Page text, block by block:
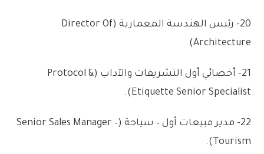
20- رئيس الهندسة المعمارية (
Director Of
Architecture
)
.
21- أخصائي أول التشريفات والآداب (
Protocol &
Etiquette Senior Specialist
)
.
22- مدير مبيعات أول – سياحة (
Senior Sales Manager –
Tourism
)
.